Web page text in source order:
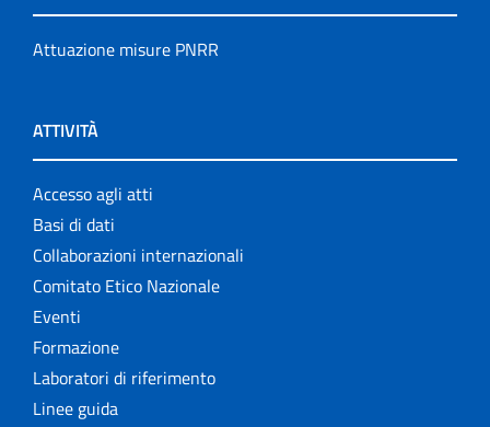
Attuazione misure PNRR
ATTIVITÀ
Accesso agli atti
Basi di dati
Collaborazioni internazionali
Comitato Etico Nazionale
Eventi
Formazione
Laboratori di riferimento
Linee guida